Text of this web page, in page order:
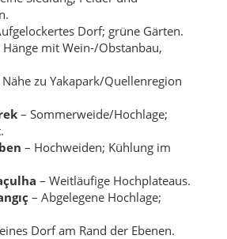
Dorf; grüne Gärten.
Hänge mit Wein-/Obstanbau,
Nähe zu Yakapark/Quellenregion
– Sommerweide/Hochlage;
– Hochweiden; Kühlung im
– Weitläufige Hochplateaus.
– Abgelegene Hochlage;
Dorf am Rand der Ebenen.